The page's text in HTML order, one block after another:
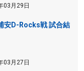
03月29日
安D-Rocks戦 試合結
03月27日